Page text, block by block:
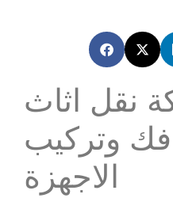
نقل اثاث
فك وتركيب
الاجهزة